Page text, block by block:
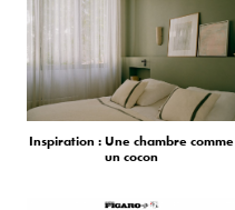
Inspiration : Une chambre comme
un cocon